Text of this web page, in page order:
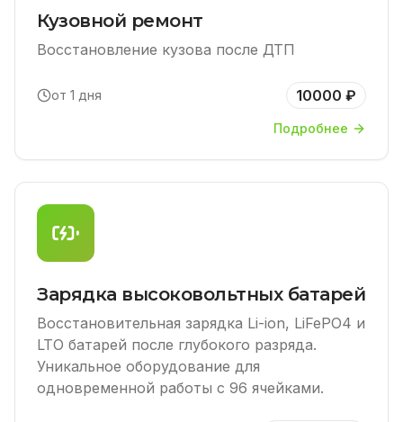
Кузовной ремонт
Восстановление кузова после ДТП
от 1 дня 10000 ₽
Подробнее
Зарядка высоковольтных батарей
Восстановительная зарядка Li-ion, LiFePO4 и
LTO батарей после глубокого разряда.
Уникальное оборудование для
одновременной работы с 96 ячейками.